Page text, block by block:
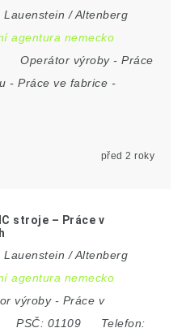
Lauenstein / Altenberg
agentura nemecko
Operátor výroby-Práce
-Práce ve fabrice -
před 2 roky
stroje – Práce v
Lauenstein / Altenberg
agentura nemecko
výroby- Práce v
PSČ: 01109 Telefon: